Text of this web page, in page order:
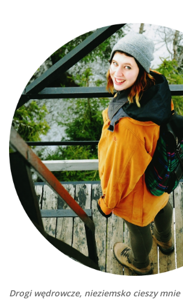
Drogi wędrowcze, nieziemsko cieszy mnie